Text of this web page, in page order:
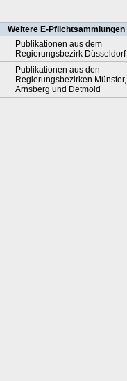
Weitere E-Pflichtsammlungen
Publikationen aus dem
Regierungsbezirk Düsseldorf
Publikationen aus den
Regierungsbezirken Münster,
Arnsberg und Detmold